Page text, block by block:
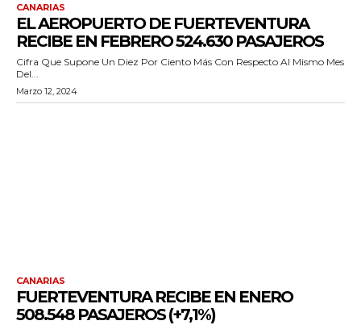
CANARIAS
EL AEROPUERTO DE FUERTEVENTURA
RECIBE EN FEBRERO 524.630 PASAJEROS
Cifra Que Supone Un Diez Por Ciento Más Con Respecto Al Mismo Mes
Del...
Marzo 12, 2024
CANARIAS
FUERTEVENTURA RECIBE EN ENERO
508.548 PASAJEROS (+7,1%)